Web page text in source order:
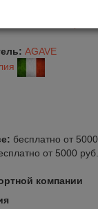
AGAVE
бесплатно от
от 5000
компании